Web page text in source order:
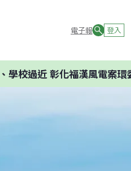
電子報 登入
彰化福漢風電案環委建議